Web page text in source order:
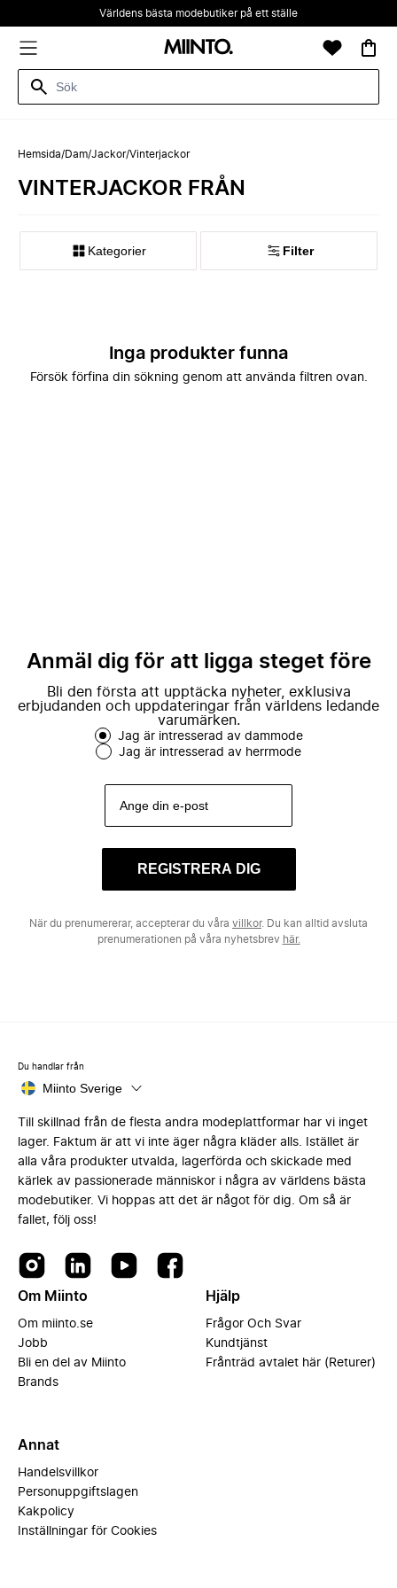
Världens bästa modebutiker på ett ställe
Hemsida/Dam/Jackor/Vinterjackor
VINTERJACKOR FRÅN
Kategorier Filter
Inga produkter funna
Försök förfina din sökning genom att använda filtren ovan.
Anmäl dig för att ligga steget före
Bli den första att upptäcka nyheter, exklusiva
erbjudanden och uppdateringar från världens ledande
varumärken.
Jag är intresserad av dammode
Jag är intresserad av herrmode
REGISTRERA DIG
När du prenumererar, accepterar du våra villkor. Du kan alltid avsluta
prenumerationen på våra nyhetsbrev här.
Du handlar från
Miinto Sverige
Till skillnad från de flesta andra modeplattformar har vi inget
lager. Faktum är att vi inte äger några kläder alls. Istället är
alla våra produkter utvalda, lagerförda och skickade med
kärlek av passionerade människor i några av världens bästa
modebutiker. Vi hoppas att det är något för dig. Om så är
fallet, följ oss!
Om Miinto
Om miinto.se
Jobb
Bli en del av Miinto
Brands
Hjälp
Frågor Och Svar
Kundtjänst
Frånträd avtalet här (Returer)
Annat
Handelsvillkor
Personuppgiftslagen
Kakpolicy
Inställningar för Cookies